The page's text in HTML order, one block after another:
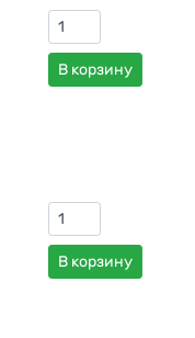
В корзину
В корзину